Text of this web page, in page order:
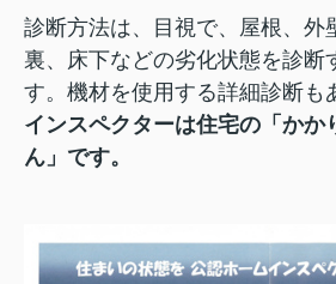
診断方法は、目視で、屋根、外
裏、床下などの劣化状態を診断
す。機材を使用する詳細診断も
インスペクターは住宅の「かか
ん」です。